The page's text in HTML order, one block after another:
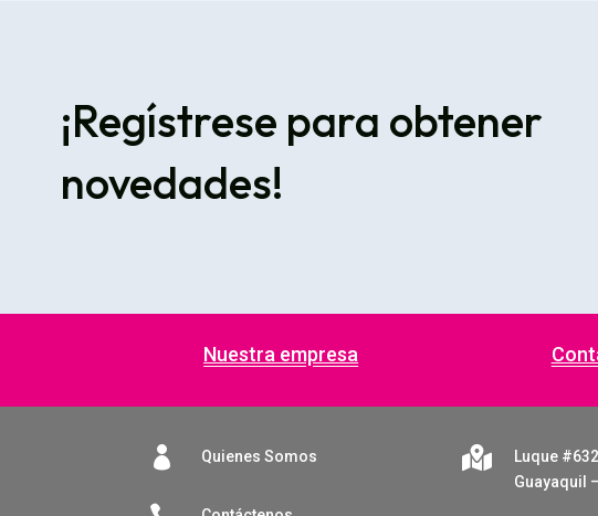
¡Regístrese para obtener
novedades!
Nuestra empresa
 Quienes Somos 
Luque
Guayaquil